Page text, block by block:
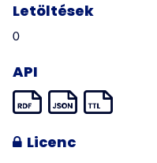
Letöltések
0
API
Licenc